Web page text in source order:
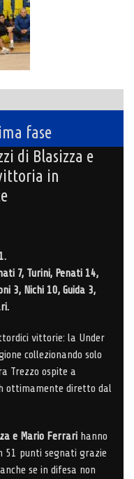
fase
di Blasizza e
in
7, Turini, Penati 14,
3, Nichi 10, Guida 3,
vittorie: la Under
collezionando solo
Trezzo ospite a
ottimamente diretto dal
e Mario Ferrari hanno
51 punti segnati grazie
se in difesa non